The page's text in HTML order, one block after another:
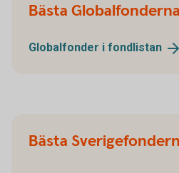
Bästa Globalfonderna
Globalfonder i fondlistan
Bästa